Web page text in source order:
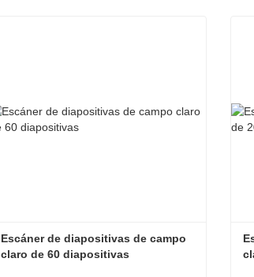
Escáner de diapositivas de campo
claro de 60 diapositivas